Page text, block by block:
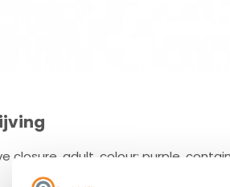
closure, adult, colour: purple,